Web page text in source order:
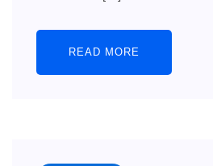
READ MORE